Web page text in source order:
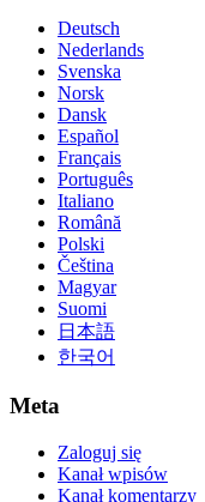
Deutsch
Nederlands
Svenska
Norsk
Dansk
Español
Français
Português
Italiano
Română
Polski
Čeština
Magyar
Suomi
日本語
한국어
Meta
Zaloguj się
Kanał wpisów
Kanał komentarzy